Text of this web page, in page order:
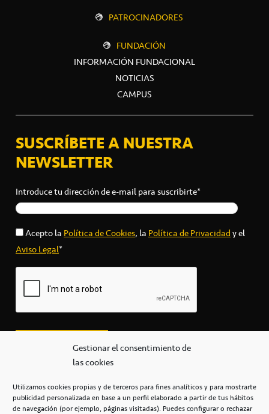
Gestionar el consentimiento de
las cookies
Utilizamos cookies propias y de terceros para fines analíticos y para mostrarte
publicidad personalizada en base a un perfil elaborado a partir de tus hábitos
de navegación (por ejemplo, páginas visitadas). Puedes configurar o rechazar
PATROCINADORES
FUNDACIÓN
INFORMACIÓN FUNDACIONAL
NOTICIAS
CAMPUS
SUSCRÍBETE A NUESTRA
NEWSLETTER
Introduce tu dirección de e-mail para suscribirte*
Acepto laPolítica de Cookies, laPolítica de Privacidady el
Aviso Legal*
secretaria@cbcanarias.es